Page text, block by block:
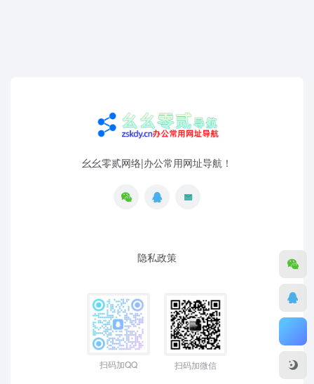
幺幺零贰网络|办公常用网址导航！
隐私政策
扫码加QQ 扫码加微信